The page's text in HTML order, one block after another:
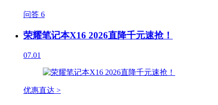
问答 6
荣耀笔记本X16 2026直降千元速抢！
07.01
优惠直达 >